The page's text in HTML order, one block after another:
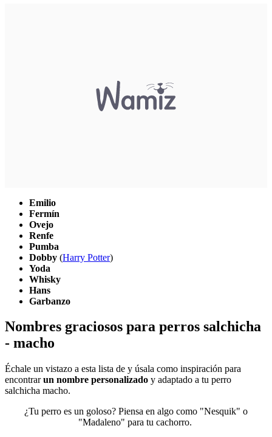
Emilio
Fermín
Ovejo
Renfe
Pumba
Dobby (Harry Potter)
Yoda
Whisky
Hans
Garbanzo
Nombres graciosos para perros salchicha
- macho
Échale un vistazo a esta lista de y úsala como inspiración para
encontrarun nombre personalizado y adaptado a tu perro
salchicha macho.
¿Tu perro es un goloso? Piensa en algo como "Nesquik" o
"Madaleno" para tu cachorro.